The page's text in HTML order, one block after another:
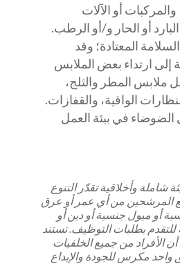
أو الآلات
أو الحار و/أو الرطب.
المعتادة؛ وقد
ارتداء بعض الملابس
ملابس المطر والثلج،
الواقية، والقفازات.
في بيئة العمل
شاملة وأخلاقية تقدّر التنوع
المرشحين من أي عمر أو عرق
أو ميول جنسية أو دين أو
بطلبات التوظيف. تستند
الأفراد من جميع الخلفيات
واحد مكرس للجودة والإبداع